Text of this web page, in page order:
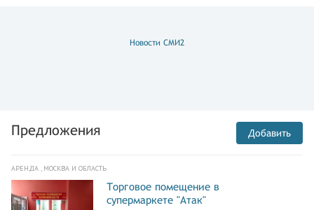
Новости СМИ2
Предложения Добавить
АРЕНДА , МОСКВА И ОБЛАСТЬ
Торговое помещение в
супермаркете "Атак"